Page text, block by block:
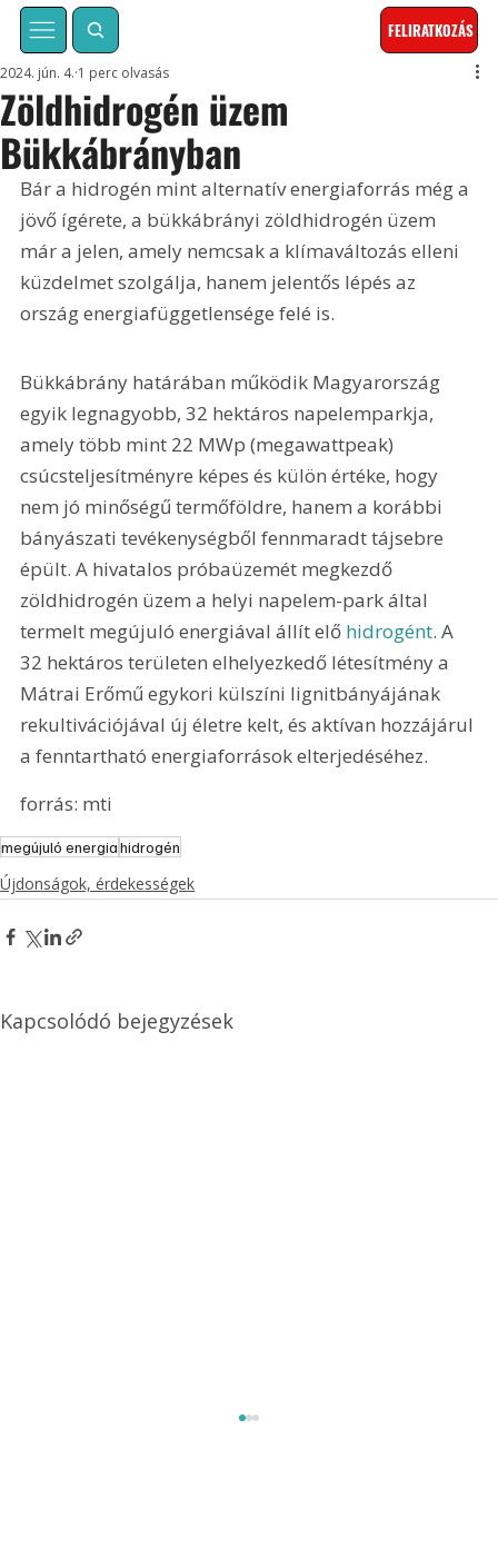
FELIRATKOZÁS
Zöldhidrogén üzem
Bükkábrányban
2024. jún. 4. 1 perc olvasás
Bár a hidrogén mint alternatív energiaforrás még a
jövő ígérete, a bükkábrányi zöldhidrogén üzem
már a jelen, amely nemcsak a klímaváltozás elleni
küzdelmet szolgálja, hanem jelentős lépés az
ország energiafüggetlensége felé is.
Bükkábrány határában működik Magyarország
egyik legnagyobb, 32 hektáros napelemparkja,
amely több mint 22 MWp (megawattpeak)
csúcsteljesítményre képes és külön értéke, hogy
nem jó minőségű termőföldre, hanem a korábbi
bányászati tevékenységből fennmaradt tájsebre
épült. A hivatalos próbaüzemét megkezdő
zöldhidrogén üzem a helyi napelem-park által
termelt megújuló energiával állít elő hidrogént. A
32 hektáros területen elhelyezkedő létesítmény a
Mátrai Erőmű egykori külszíni lignitbányájának
rekultivációjával új életre kelt, és aktívan hozzájárul
a fenntartható energiaforrások elterjedéséhez.
forrás: mti
megújuló energiahidrogén
Újdonságok, érdekességek
Kapcsolódó bejegyzések